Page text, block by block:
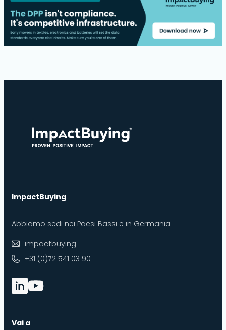
ImpactBuying
Abbiamo sedi nei Paesi Bassi e in Germania
impactbuying
+31 (0)72 541 03 90
Vai a